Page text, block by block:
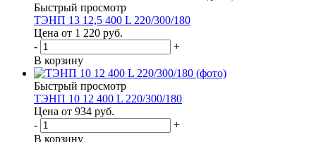
Быстрый просмотр
ТЭНП 13 12,5 400 L 220/300/180
Цена от 1 220 руб.
-
+
В корзину
Быстрый просмотр
ТЭНП 10 12 400 L 220/300/180
Цена от 934 руб.
-
+
В корзину